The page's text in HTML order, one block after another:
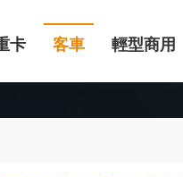
卡 客車 輕型商用